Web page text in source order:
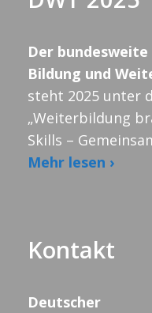
Der
Bildung und
steht 2025 unter
„Weiterbildung
Skills –
Mehr lesen ›
Kontakt
Deutscher